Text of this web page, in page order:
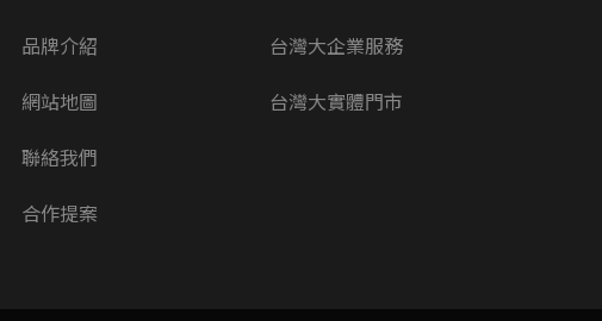
品牌介紹
網站地圖
聯絡我們
合作提案
台灣大企業服務
台灣大實體門市